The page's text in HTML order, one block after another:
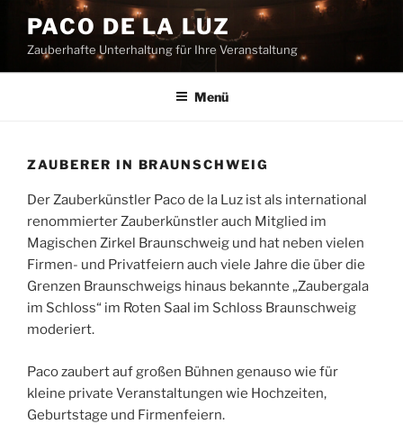
Inhalt
springen
PACO DE LA LUZ
Zauberhafte Unterhaltung für Ihre Veranstaltung
Menü
ZAUBERER IN BRAUNSCHWEIG
Der Zauberkünstler Paco de la Luz ist als international
renommierter Zauberkünstler auch Mitglied im
Magischen Zirkel Braunschweig und hat neben vielen
Firmen- und Privatfeiern auch viele Jahre die über die
Grenzen Braunschweigs hinaus bekannte „Zaubergala
im Schloss“ im Roten Saal im Schloss Braunschweig
moderiert.
Paco zaubert auf großen Bühnen genauso wie für
kleine private Veranstaltungen wie Hochzeiten,
Geburtstage und Firmenfeiern.